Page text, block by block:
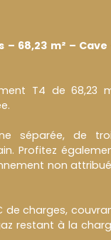
– 68,23 m² – Cave
T4 de 68,23
séparée, de
Profitez
non
de charges,
restant à la